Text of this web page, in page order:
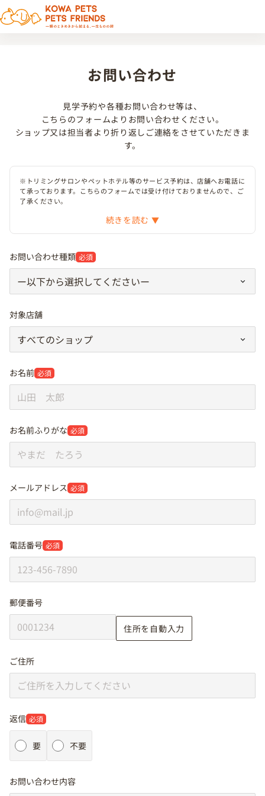
お問い合わせ
見学予約や各種お問い合わせ等は、
こちらのフォームよりお問い合わせください。
ショップ又は担当者より折り返しご連絡をさせていただきま
す。
※トリミングサロンやペットホテル等のサービス予約は、店舗へお電話に
て承っております。こちらのフォームでは受け付けておりませんので、ご
了承ください。
続きを読む
お問い合わせ種類 必須
対象店舗
お名前 必須
お名前ふりがな 必須
メールアドレス 必須
電話番号 必須
郵便番号
住所を自動入力
ご住所
返信 必須
要 不要
お問い合わせ内容